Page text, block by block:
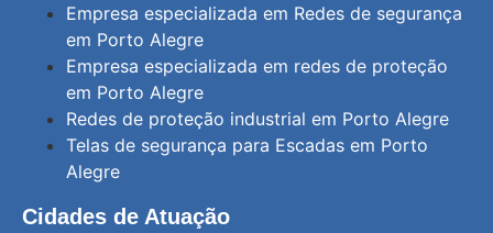
Empresa especializada em Redes de segurança
em Porto Alegre
Empresa especializada em redes de proteção
em Porto Alegre
Redes de proteção industrial em Porto Alegre
Telas de segurança para Escadas em Porto
Alegre
Cidades de Atuação